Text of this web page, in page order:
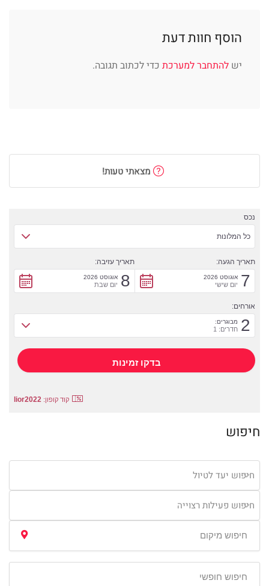
הוסף חוות דעת
יש להתחבר למערכת כדי לכתוב תגובה.
מצאתי טעות!
נכס
כל המלונות
תאריך הגעה:
7 אוגוסט 2026
יום שישי
תאריך עזיבה:
8 אוגוסט 2026
יום שבת
אורחים:
2 מבוגרים:
חדרים: 1
קוד קופון: lior2022
חיפוש
חיפוש יעד לטיול
חיפוש פעילות רצוייה